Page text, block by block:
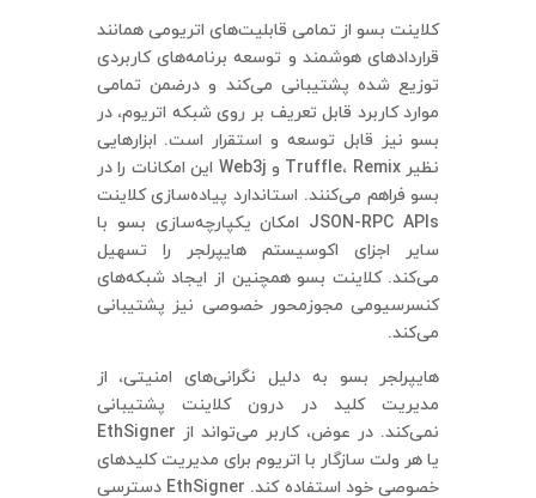
کلاینت بسو از تمامی قابلیت‌های اتریومی همانند
قراردادهای هوشمند و توسعه برنامه‌های کاربردی
توزیع شده پشتیبانی می‌کند و درضمن تمامی
موارد کاربرد قابل تعریف بر روی شبکه اتریوم، در
بسو نیز قابل توسعه و استقرار است. ابزارهایی
نظیر Truffle، Remix و Web3j این امکانات را در
بسو فراهم می‌کنند. استاندارد پیاده‌سازی کلاینت
JSON-RPC APIs امکان یکپارچه‌سازی بسو با
سایر اجزای اکوسیستم هایپرلجر را تسهیل
می‌کند. کلاینت بسو همچنین از ایجاد شبکه‌های
کنسرسیومی مجوزمحور خصوصی نیز پشتیبانی
می‌کند.
هایپرلجر بسو به دلیل نگرانی‌های امنیتی، از
مدیریت کلید در درون کلاینت پشتیبانی
نمی‌کند. در عوض، کاربر می‌تواند از EthSigner
یا هر ولت سازگار با اتریوم برای مدیریت کلیدهای
خصوصی خود استفاده کند. EthSigner دسترسی